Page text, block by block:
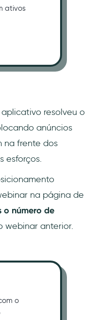
ativos
resolveu o
anúncios
na frente dos
esforços.
na página de
o número de
webinar anterior.
o